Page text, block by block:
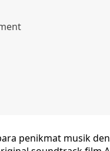
penikmat musik